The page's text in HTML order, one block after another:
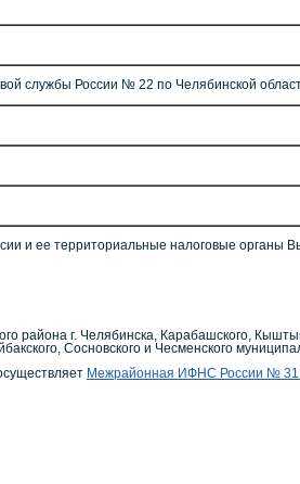
службы России № 22 по Челябинской
и ее территориальные налоговые органы
района г. Челябинска, Карабашского,
Сосновского и Чесменского
Межрайонная ИФНС России № 31